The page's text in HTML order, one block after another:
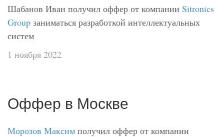
Шабанов Иван получил оффер от компании Sitronics
Group заниматься разработкой интеллектуальных
систем
1 ноября 2022
Оффер в Москве
Морозов Максим получил оффер от компании